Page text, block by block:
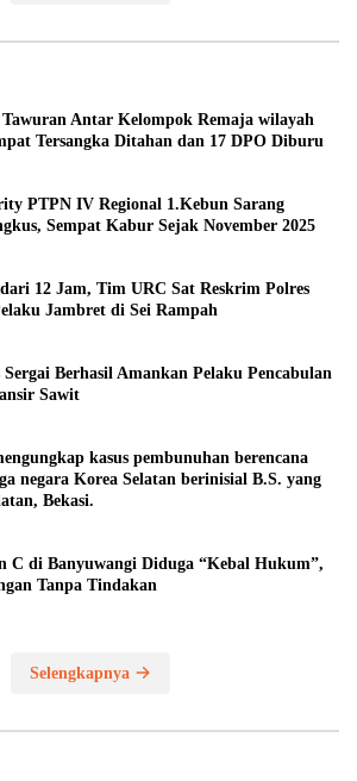
Antar Kelompok Remaja wilayah
Tersangka Ditahan dan 17 DPO Diburu
PTPN IV Regional 1.Kebun Sarang
Sempat Kabur Sejak November 2025
12 Jam, Tim URC Sat Reskrim Polres
Jambret di Sei Rampah
Berhasil Amankan Pelaku Pencabulan
Sawit
kasus pembunuhan berencana
negara Korea Selatan berinisial B.S. yang
Bekasi.
C di Banyuwangi Diduga “Kebal Hukum”,
Tanpa Tindakan
Selengkapnya